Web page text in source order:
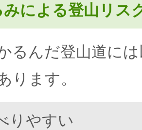
による登山リス
るんだ登山道に
ります。
りやすい